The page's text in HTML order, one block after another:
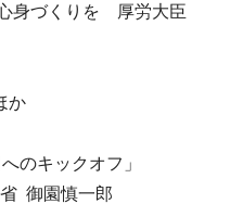
身づくりを 厚労大臣
か
のキックオフ」
御園慎一郎